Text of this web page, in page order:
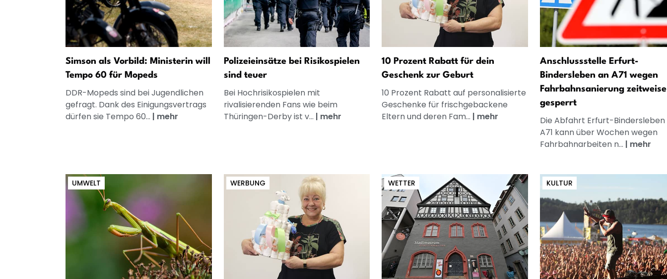
Simson als Vorbild: Ministerin will
Tempo 60 für Mopeds
DDR-Mopeds sind bei Jugendlichen
gefragt. Dank des Einigungsvertrags
dürfen sie Tempo 60... | mehr
Polizeieinsätze bei Risikospielen
sind teuer
Bei Hochrisikospielen mit
rivalisierenden Fans wie beim
Thüringen-Derby ist v... | mehr
10 Prozent Rabatt für dein
Geschenk zur Geburt
10 Prozent Rabatt auf personalisierte
Geschenke für frischgebackene
Eltern und deren Fam... | mehr
Anschlussstelle Erfurt-
Bindersleben an A71 wegen
Fahrbahnsanierung zeitweise
gesperrt
Die Abfahrt Erfurt-Bindersleben
A71 kann über Wochen wegen
Fahrbahnarbeiten n... | mehr
UMWELT WERBUNG WETTER KULTUR